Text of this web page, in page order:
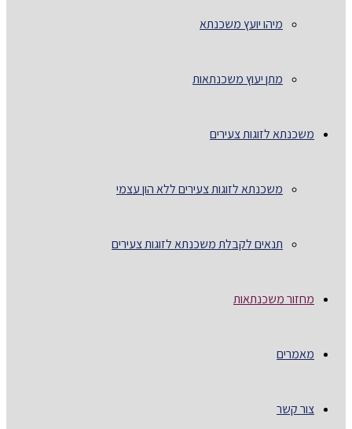
מיהו יועץ משכנתא
מתן יעוץ משכנתאות
משכנתא לזוגות צעירים
משכנתא לזוגות צעירים ללא הון עצמי
תנאים לקבלת משכנתא לזוגות צעירים
מחזור משכנתאות
מאמרים
צור קשר